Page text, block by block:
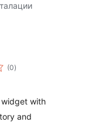
(0общо
оценки
)
widget with
and